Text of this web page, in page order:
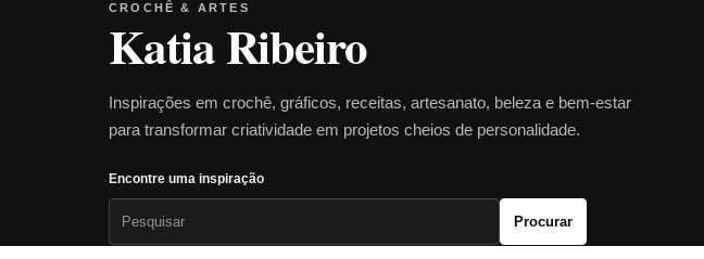
CROCHÊ & ARTES
Katia Ribeiro
Inspirações em crochê, gráficos, receitas, artesanato, beleza e bem-estar
para transformar criatividade em projetos cheios de personalidade.
Encontre uma inspiração
Procurar